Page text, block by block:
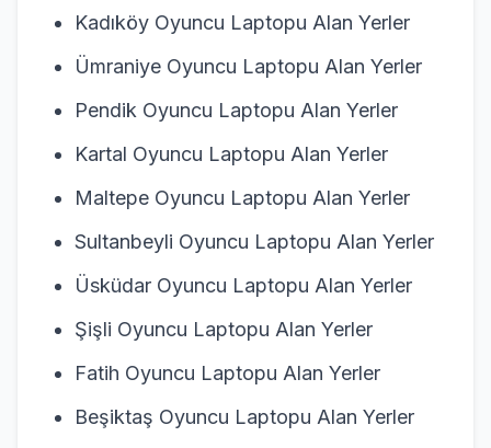
Kadıköy Oyuncu Laptopu Alan Yerler
Ümraniye Oyuncu Laptopu Alan Yerler
Pendik Oyuncu Laptopu Alan Yerler
Kartal Oyuncu Laptopu Alan Yerler
Maltepe Oyuncu Laptopu Alan Yerler
Sultanbeyli Oyuncu Laptopu Alan Yerler
Üsküdar Oyuncu Laptopu Alan Yerler
Şişli Oyuncu Laptopu Alan Yerler
Fatih Oyuncu Laptopu Alan Yerler
Beşiktaş Oyuncu Laptopu Alan Yerler